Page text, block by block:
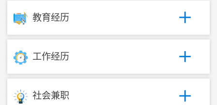
教育经历
工作经历
社会兼职